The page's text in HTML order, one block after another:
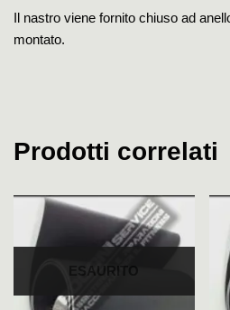
Il nastro viene fornito chiuso ad
montato.
Prodotti correlati
ESAURITO